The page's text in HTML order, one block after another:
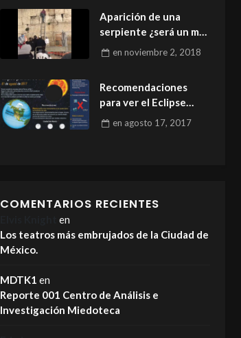
Aparición de una
serpiente ¿será un mal
presagio?
ennoviembre 2, 2018
Recomendaciones
para ver el Eclipse
Parcial de Sol sin
en agosto 17, 2017
COMENTARIOS RECIENTES
en
Los teatros más embrujados de la Ciudad de
México.
MDTK1 en
Reporte 001 Centro de Análisis e
Investigación Miedoteca